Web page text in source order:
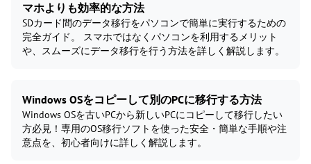
マホよりも効率的な方法
SDカード間のデータ移行をパソコンで簡単に実行するための
完全ガイド。 スマホではなくパソコンを利用するメリット
や、スムーズにデータ移行を行う方法を詳しく解説します。
Windows OSをコピーして別のPCに移行する方法
Windows OSを古いPCから新しいPCにコピーして移行したい
方必見！専用のOS移行ソフトを使った安全・簡単な手順や注
意点を、初心者向けに詳しく解説します。